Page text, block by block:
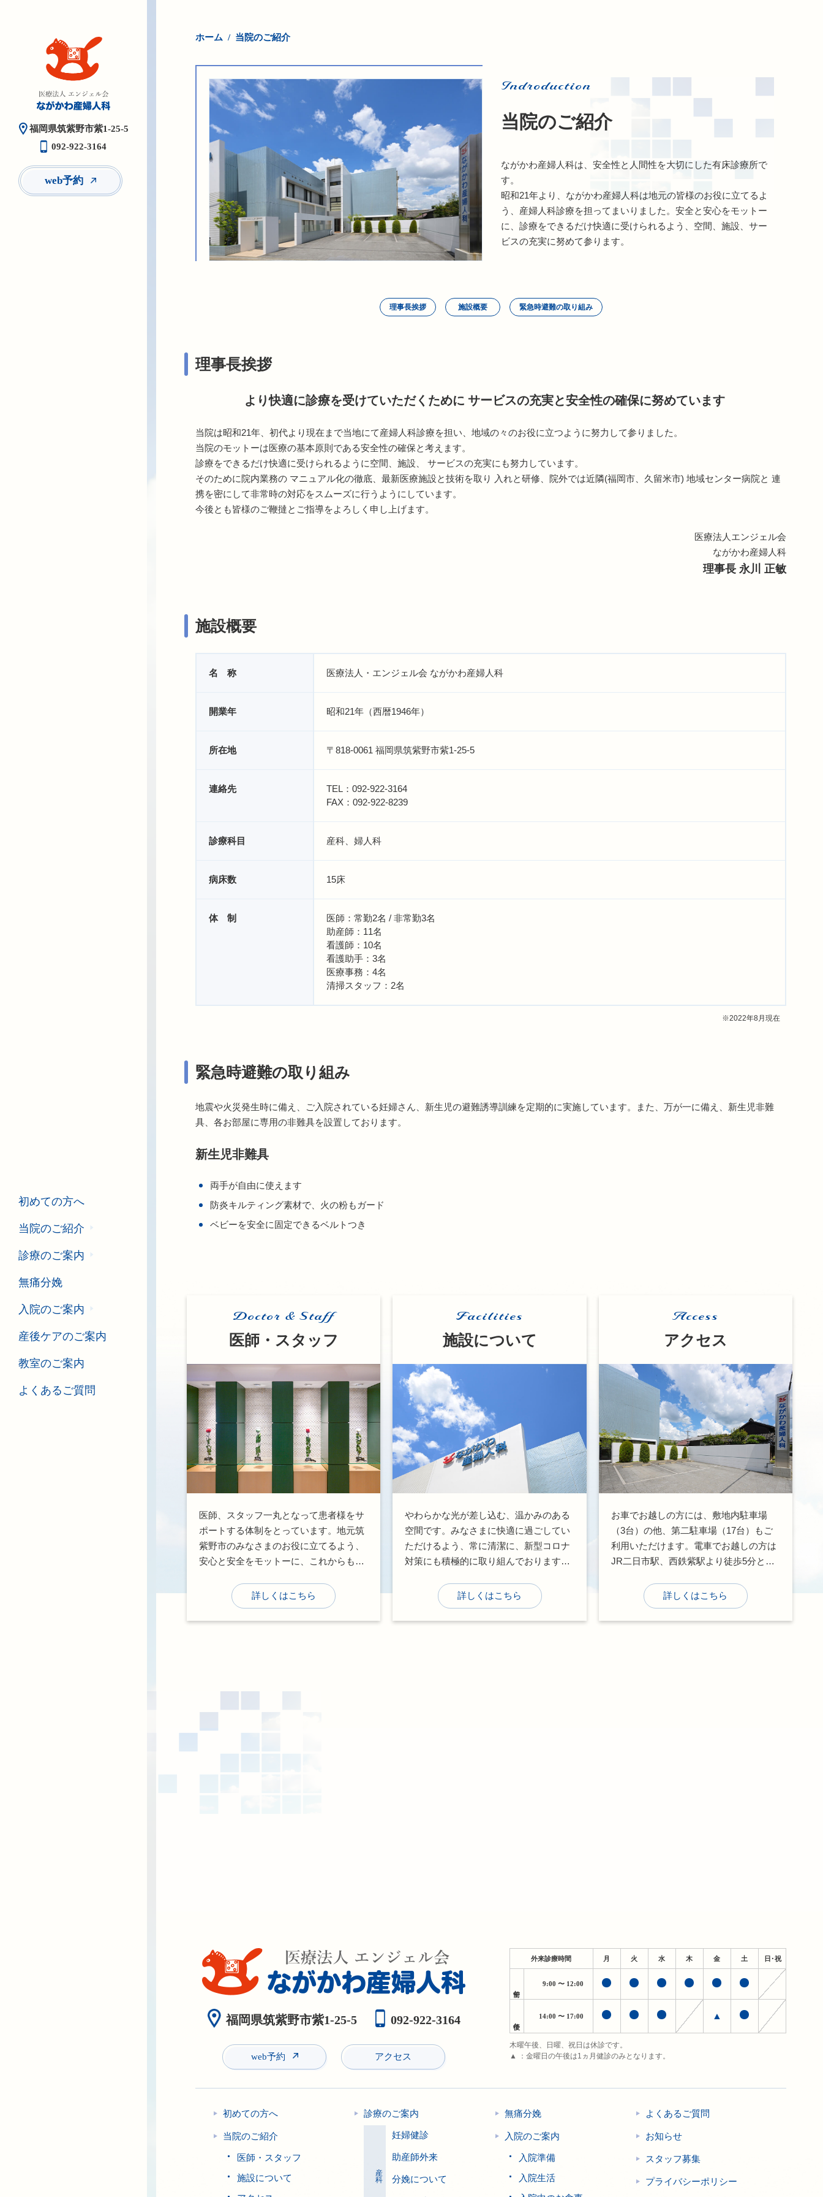
福岡県筑紫野市紫1-25-5
092-922-3164
web予約
初めての方へ
当院のご紹介
診療のご案内
無痛分娩
入院のご案内
産後ケアのご案内
教室のご案内
よくあるご質問
ホーム 当院のご紹介
Indroduction
当院のご紹介
ながかわ産婦人科は、安全性と人間性を大切にした有床診療所で
す。
昭和21年より、ながかわ産婦人科は地元の皆様のお役に立てるよ
う、産婦人科診療を担ってまいりました。安全と安心をモットー
に、診療をできるだけ快適に受けられるよう、空間、施設、サー
ビスの充実に努めて参ります。
理事長挨拶 施設概要 緊急時避難の取り組み
理事長挨拶
より快適に診療を受けていただくために サービスの充実と安全性の確保に努めています
当院は昭和21年、初代より現在まで当地にて産婦人科診療を担い、地域の々のお役に立つように努力して参りました。
当院のモットーは医療の基本原則である安全性の確保と考えます。
診療をできるだけ快適に受けられるように空間、施設、 サービスの充実にも努力しています。
そのために院内業務の マニュアル化の徹底、最新医療施設と技術を取り 入れと研修、院外では近隣(福岡市、久留米市) 地域センター病院と 連
携を密にして非常時の対応をスムーズに行うようにしています。
今後とも皆様のご鞭撻とご指導をよろしく申し上げます。
医療法人エンジェル会
ながかわ産婦人科
理事長 永川 正敏
施設概要
名 称 医療法人・エンジェル会 ながかわ産婦人科
開業年 昭和21年（西暦1946年）
所在地 〒818-0061 福岡県筑紫野市紫1-25-5
連絡先
TEL：092-922-3164
FAX：092-922-8239
診療科目 産科、婦人科
病床数 15床
体 制
医師：常勤2名 / 非常勤3名
助産師：11名
看護師：10名
看護助手：3名
医療事務：4名
清掃スタッフ：2名
※2022年8月現在
緊急時避難の取り組み
地震や火災発生時に備え、ご入院されている妊婦さん、新生児の避難誘導訓練を定期的に実施しています。また、万が一に備え、新生児非難
具、各お部屋に専用の非難具を設置しております。
新生児非難具
両手が自由に使えます
防炎キルティング素材で、火の粉もガード
ベビーを安全に固定できるベルトつき
Doctor & Staff
医師・スタッフ
医師、スタッフ一丸となって患者様をサ
ポートする体制をとっています。地元筑
紫野市のみなさまのお役に立てるよう、
安心と安全をモットーに、これからもサ
詳しくはこちら
Facilities
施設について
やわらかな光が差し込む、温かみのある
空間です。みなさまに快適に過ごしてい
ただけるよう、常に清潔に、新型コロナ
対策にも積極的に取り組んでおります。
フまでお気軽にお声掛けください。
詳しくはこちら
Access
アクセス
お車でお越しの方には、敷地内駐車場
（3台）の他、第二駐車場（17台）もご
利用いただけます。電車でお越しの方は
JR二日市駅、西鉄紫駅より徒歩5分と、
詳しくはこちら
福岡県筑紫野市紫1-25-5 092-922-3164
web予約 アクセス
外来診療時間 月 火 水 木 金 土 日・祝
9:00 〜 12:00
14:00 〜 17:00 ▲
木曜午後、日曜、祝日は休診です。
▲ ：金曜日の午後は1ヵ月健診のみとなります。
初めての方へ
当院のご紹介
医師・スタッフ
施設について
診療のご案内
産科
妊婦健診
助産師外来
分娩について
無痛分娩
入院のご案内
入院準備
入院生活
よくあるご質問
お知らせ
スタッフ募集
プライバシーポリシー